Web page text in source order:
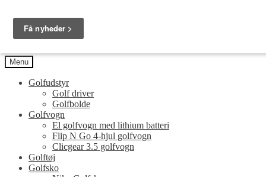
Golfersonly.dk
Guides og tips til dit næste golfudstyr
Menu
Golfudstyr
Golf driver
Golfbolde
Golfvogn
El golfvogn med lithium batteri
Flip N Go 4-hjul golfvogn
Clicgear 3.5 golfvogn
Golftøj
Golfsko